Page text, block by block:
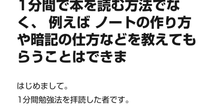
1分間で本を読む方法でな
く、 例えば ノートの作り方
や暗記の仕方などを教えても
らうことはできま
はじめまして。
1分間勉強法を拝読した者です。